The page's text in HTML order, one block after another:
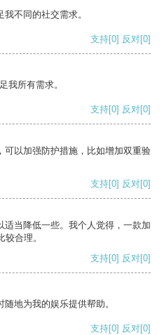
不同的社交需求。
支持[0] 反对[0]
我所有需求。
支持[0] 反对[0]
可以加强防护措施，比如增加双重验
支持[0] 反对[0]
当降低一些。我个人觉得，一款加
合理。
支持[0] 反对[0]
地为我的娱乐提供帮助。
支持[0] 反对[0]